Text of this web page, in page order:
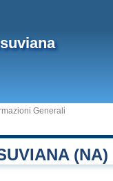
Generali
(NA)